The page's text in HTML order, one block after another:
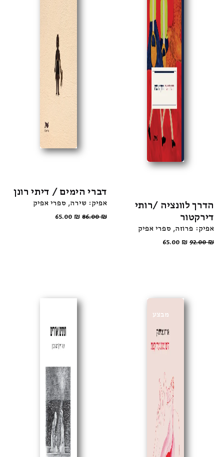
הדרך לוונציה /רותי
דירקטור
אפיק: פרוזה ספרי אפיק
92.00₪
65.00 ₪
דברי הימים / דיתי רונן
אפיק: שירה ספרי אפיק
86.00₪
65.00 ₪
מבצע